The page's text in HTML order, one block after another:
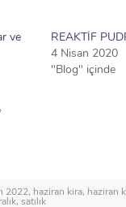
ve
REAKTİF
4 Nisan 2020
"Blog" içinde
2022, haziran kira, haziran
, satılık